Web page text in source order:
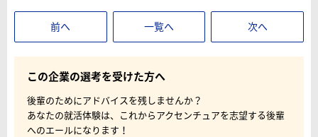
前へ 一覧へ 次へ
この企業の選考を受けた方へ
後輩のためにアドバイスを残しませんか？
あなたの就活体験は、これからアクセンチュアを志望する後輩
へのエールになります！